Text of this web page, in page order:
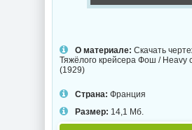
О материале: Скачать
Тяжёлого крейсера Фош / Heavy
(1929)
Страна: Франция
Размер: 14,1 Мб.